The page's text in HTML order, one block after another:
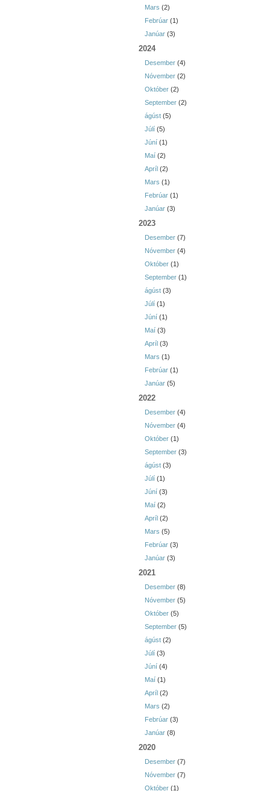
Mars (2)
Febrúar (1)
Janúar (3)
2024
Desember (4)
Nóvember (2)
Október (2)
September (2)
ágúst (5)
Júlí (5)
Júní (1)
Maí (2)
Apríl (2)
Mars (1)
Febrúar (1)
Janúar (3)
2023
Desember (7)
Nóvember (4)
Október (1)
September (1)
ágúst (3)
Júlí (1)
Júní (1)
Maí (3)
Apríl (3)
Mars (1)
Febrúar (1)
Janúar (5)
2022
Desember (4)
Nóvember (4)
Október (1)
September (3)
ágúst (3)
Júlí (1)
Júní (3)
Maí (2)
Apríl (2)
Mars (5)
Febrúar (3)
Janúar (3)
2021
Desember (8)
Nóvember (5)
Október (5)
September (5)
ágúst (2)
Júlí (3)
Júní (4)
Maí (1)
Apríl (2)
Mars (2)
Febrúar (3)
Janúar (8)
2020
Desember (7)
Nóvember (7)
Október (1)